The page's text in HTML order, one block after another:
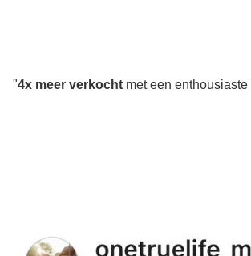
"4x meer verkocht met een